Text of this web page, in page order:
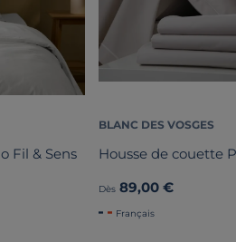
Fil & Sens
BLANC DES VOSGES
Housse de couette
Dès 89,00 €
Français